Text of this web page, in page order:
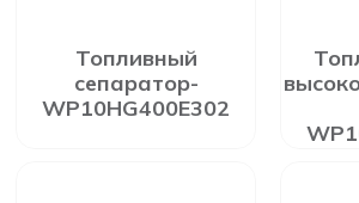
Топливный
сепаратор-
WP10HG400E302